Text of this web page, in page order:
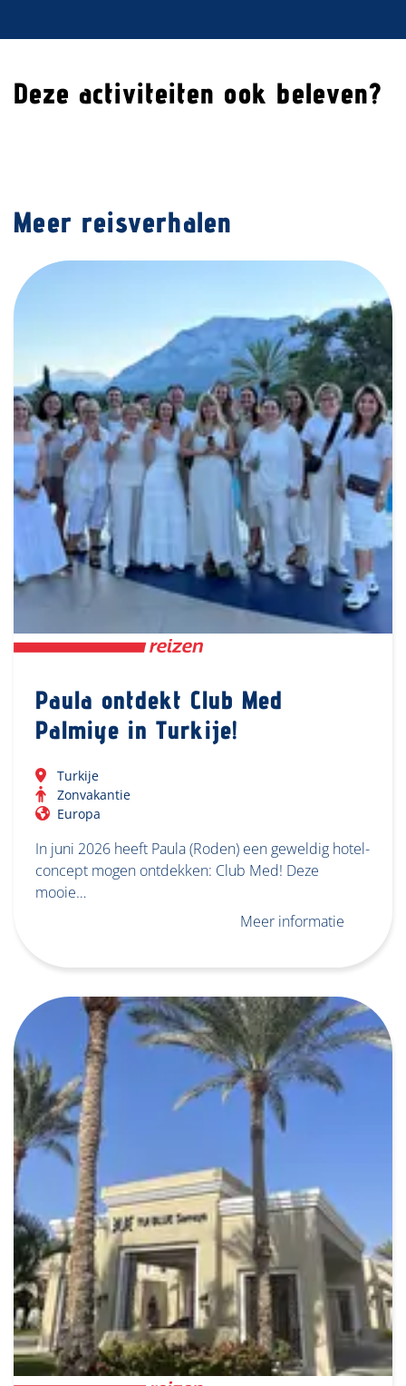
Deze activiteiten ook beleven?
Meer reisverhalen
Paula ontdekt Club Med
Palmiye in Turkije!
Turkije
Zonvakantie
Europa
In juni 2026 heeft Paula (Roden) een geweldig hotel-
concept mogen ontdekken: Club Med! Deze
mooie…
Meer informatie